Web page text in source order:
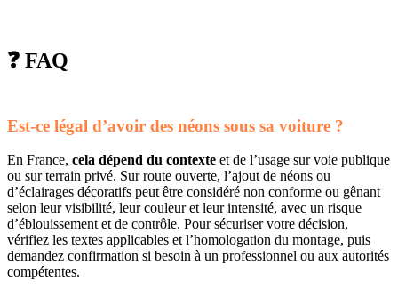
❓ FAQ
Est-ce légal d’avoir des néons sous sa voiture ?
En France, cela dépend du contexte et de l’usage sur voie publique
ou sur terrain privé. Sur route ouverte, l’ajout de néons ou
d’éclairages décoratifs peut être considéré non conforme ou gênant
selon leur visibilité, leur couleur et leur intensité, avec un risque
d’éblouissement et de contrôle. Pour sécuriser votre décision,
vérifiez les textes applicables et l’homologation du montage, puis
demandez confirmation si besoin à un professionnel ou aux autorités
compétentes.